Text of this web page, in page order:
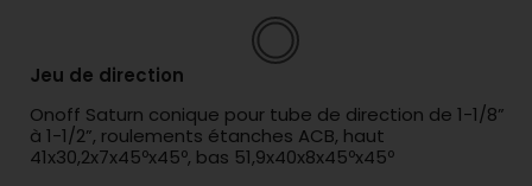
Jeu de direction
Onoff Saturn conique pour tube de direction de 1-1/8”
à 1-1/2”, roulements étanches ACB, haut
41x30,2x7x45ºx45º, bas 51,9x40x8x45ºx45º